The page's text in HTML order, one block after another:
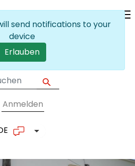
User account
Anmelden
List additional actions
send notifications to your
device
Erlauben